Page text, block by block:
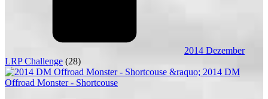
2014 Dezember
LRP Challenge (28)